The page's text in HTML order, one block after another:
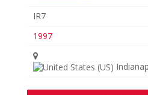
IR7
1997